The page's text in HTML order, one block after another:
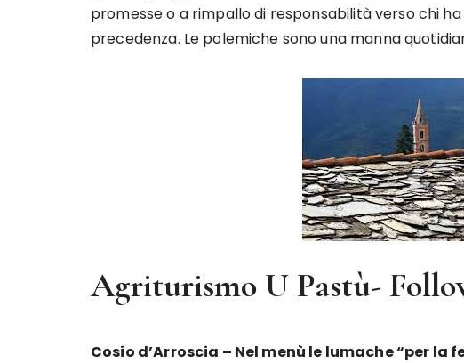
promesse o a rimpallo di responsabilità verso chi
precedenza. Le polemiche sono una manna
Agriturismo U Pastù-
Cosio d’Arroscia – Nel menù le lumache “per